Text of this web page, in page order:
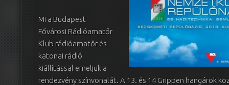
Mi a Budapest
Fővárosi Rádióamatőr
Klub rádióamatőr és
katonai rádió
kiállítással emeljük a
rendezvény színvonalát. A 13. és 14 Grippen hangárok